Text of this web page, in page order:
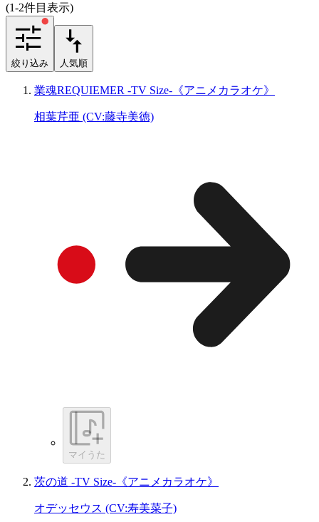
(1-2件目表示)
絞り込み 人気順
業魂REQUIEMER -TV Size-《アニメカラオケ》
相葉芹亜 (CV:藤寺美徳)
マイうた
茨の道 -TV Size-《アニメカラオケ》
オデッセウス (CV:寿美菜子)